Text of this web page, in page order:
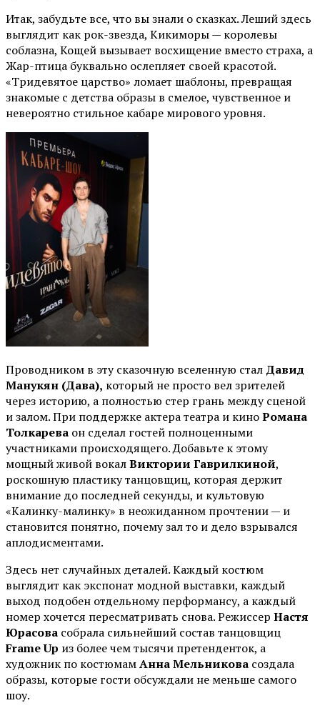
Итак, забудьте все, что вы знали о сказках. Леший здесь
выглядит как рок-звезда, Кикиморы — королевы
соблазна, Кощей вызывает восхищение вместо страха, а
Жар-птица буквально ослепляет своей красотой.
«Тридевятое царство» ломает шаблоны, превращая
знакомые с детства образы в смелое, чувственное и
невероятно стильное кабаре мирового уровня.
Проводником в эту сказочную вселенную стал Давид
Манукян (Дава), который не просто вел зрителей
через историю, а полностью стер грань между сценой
и залом. При поддержке актера театра и киноРомана
Толкарева он сделал гостей полноценными
участниками происходящего. Добавьте к этому
мощный живой вокалВиктории Гаврилкиной,
роскошную пластику танцовщиц, которая держит
внимание до последней секунды, и культовую
«Калинку-малинку» в неожиданном прочтении — и
становится понятно, почему зал то и дело взрывался
аплодисментами.
Здесь нет случайных деталей. Каждый костюм
выглядит как экспонат модной выставки, каждый
выход подобен отдельному перформансу, а каждый
номер хочется пересматривать снова. Режиссер Настя
Юрасова собрала сильнейший состав танцовщиц
Frame Up из более чем тысячи претенденток, а
художник по костюмамАнна Мельникова создала
образы, которые гости обсуждали не меньше самого
шоу.